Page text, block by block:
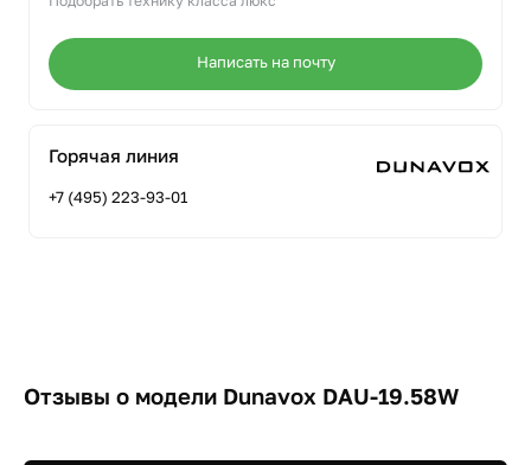
Написать на почту
Горячая линия
+7 (495) 223-93-01
Отзывы о модели Dunavox DAU-19.58W